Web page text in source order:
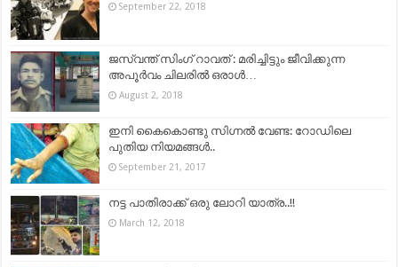
September 22, 2018
ജസ്വന്ത് സിംഗ് റാവത് : മരിച്ചിട്ടും ജീവിക്കുന്ന
അപൂർവം ചിലരിൽ ഒരാൾ…
August 2, 2018
ഇനി കൈകൊണ്ടു സിഗ്നൽ വേണ്ട: റോഡിലെ
പുതിയ നിയമങ്ങൾ..
September 21, 2017
നട്ട പാതിരാക്ക് ഒരു ലോറി യാത്ര..!!
March 12, 2018